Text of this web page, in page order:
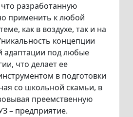
разработанную
применить к любой
как в воздухе, так и на
концепции
адаптации под любые
что делает ее
в подготовки
со школьной скамьи, в
преемственную
– предприятие.